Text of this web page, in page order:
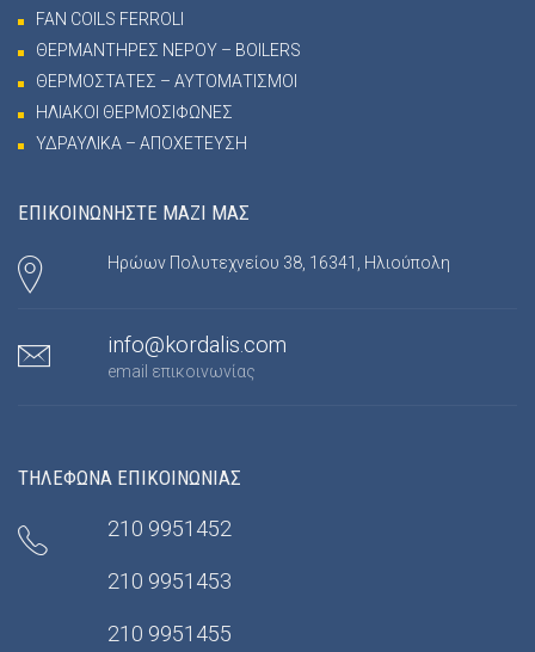
FAN COILS FERROLI
ΘΕΡΜΑΝΤΗΡΕΣ ΝΕΡΟΥ – BOILERS
ΘΕΡΜΟΣΤΑΤΕΣ – ΑΥΤΟΜΑΤΙΣΜΟΙ
ΗΛΙΑΚΟΙ ΘΕΡΜΟΣΙΦΩΝΕΣ
ΥΔΡΑΥΛΙΚΑ – ΑΠΟΧΕΤΕΥΣΗ
ΕΠΙΚΟΙΝΩΝΗΣΤΕ ΜΑΖΙ ΜΑΣ
Ηρώων Πολυτεχνείου 38, 16341, Ηλιούπολη
info@kordalis.com
email επικοινωνίας
ΤΗΛΕΦΩΝΑ ΕΠΙΚΟΙΝΩΝΙΑΣ
210 9951452
210 9951453
210 9951455